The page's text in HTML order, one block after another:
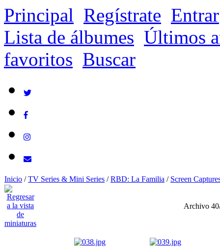
Principal Regístrate Entrar
Lista de álbumes Últimos
favoritos Buscar
Inicio /TV Series & Mini Series /RBD: La Familia / Screen
Archivo